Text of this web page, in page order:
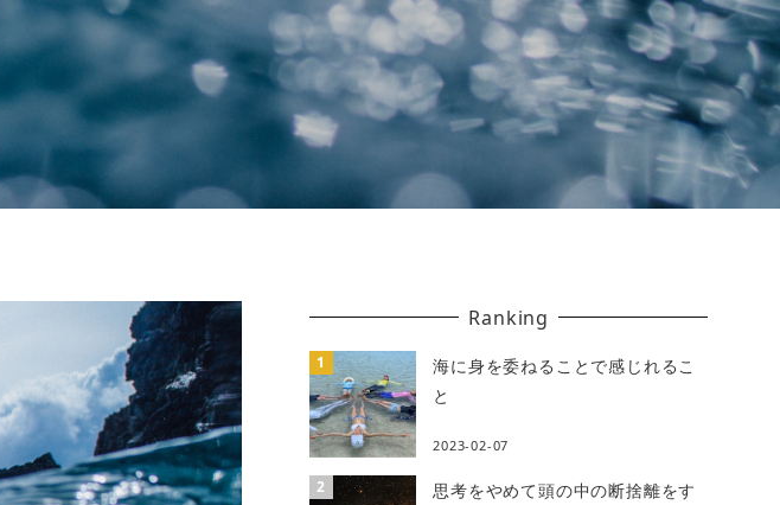
Ranking
海に身を委ねることで感じれるこ
と
2023-02-07
思考をやめて頭の中の断捨離をす